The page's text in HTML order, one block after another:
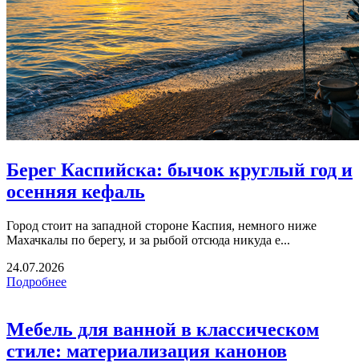
Берег Каспийска: бычок круглый год и
осенняя кефаль
Город стоит на западной стороне Каспия, немного ниже
Махачкалы по берегу, и за рыбой отсюда никуда е...
24.07.2026
Подробнее
Мебель для ванной в классическом
стиле: материализация канонов